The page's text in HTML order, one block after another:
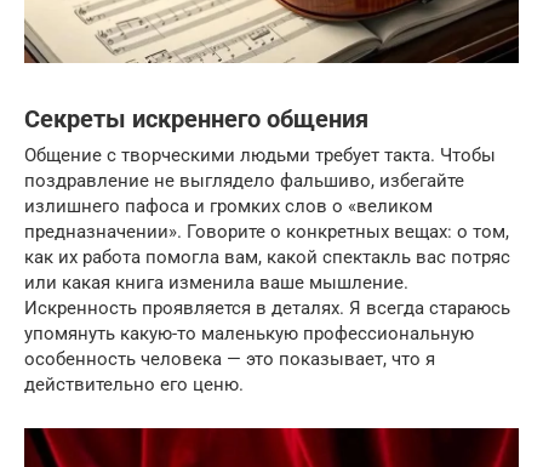
Секреты искреннего общения
Общение с творческими людьми требует такта. Чтобы
поздравление не выглядело фальшиво, избегайте
излишнего пафоса и громких слов о «великом
предназначении». Говорите о конкретных вещах: о том,
как их работа помогла вам, какой спектакль вас потряс
или какая книга изменила ваше мышление.
Искренность проявляется в деталях. Я всегда стараюсь
упомянуть какую-то маленькую профессиональную
особенность человека — это показывает, что я
действительно его ценю.